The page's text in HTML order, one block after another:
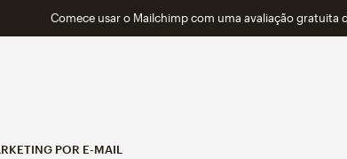
Comece usar o Mailchimp com uma avaliação gratuita
POR E-MAIL